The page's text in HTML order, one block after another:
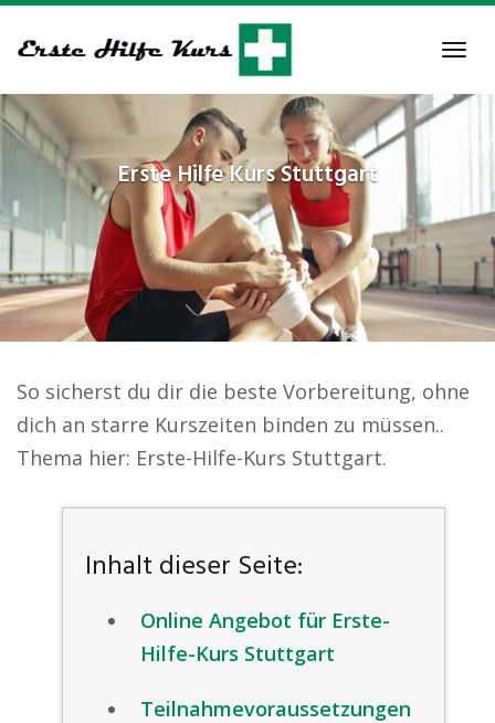
to
content
Erste Hilfe KursStuttgart
So sicherst du dir die beste Vorbereitung, ohne
dich an starre Kurszeiten binden zu müssen..
Thema hier: Erste-Hilfe-Kurs Stuttgart.
Inhalt dieser Seite:
Online Angebot für Erste-
Hilfe-Kurs Stuttgart
Teilnahmevoraussetzungen